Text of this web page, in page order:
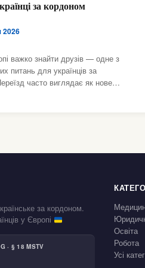
,
за кордоном
2026
важко знайти друзів — одне з
питань для українців за
часто виглядає як нове
за кордоном.
у Європі
· § 18 MSTV
Освіта
Робота
Усі